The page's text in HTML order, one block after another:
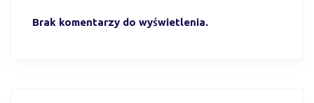
Brak komentarzy do wyświetlenia.